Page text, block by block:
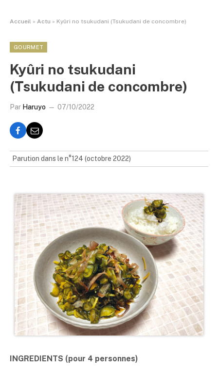
Accueil » Actu » Kyûri no tsukudani (Tsukudani de concombre)
GOURMET
Kyûri no tsukudani
(Tsukudani de concombre)
Par Haruyo 07/10/2022
Parution dans le n°124 (octobre 2022)
INGREDIENTS (pour 4 personnes)